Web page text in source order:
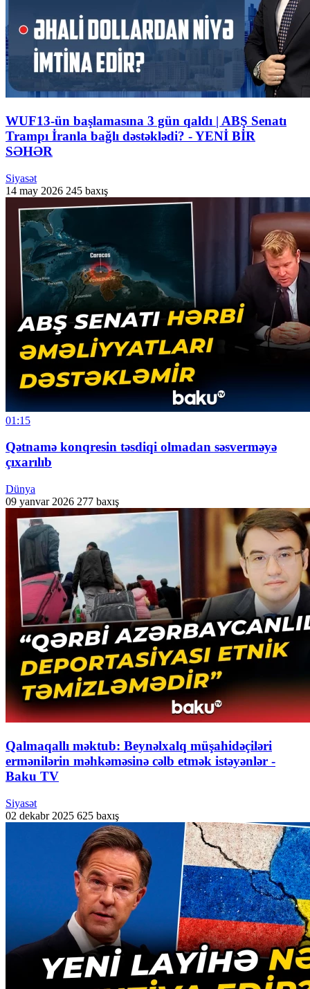
WUF13-ün başlamasına 3 gün qaldı | ABŞ Senatı
Trampı İranla bağlı dəstəklədi? - YENİ BİR
SƏHƏR
Siyasət
14 may 2026 245 baxış
01:15
Qətnamə konqresin təsdiqi olmadan səsverməyə
çıxarılıb
Dünya
09 yanvar 2026 277 baxış
Qalmaqallı məktub: Beynəlxalq müşahidəçiləri
ermənilərin məhkəməsinə cəlb etmək istəyənlər -
Baku TV
Siyasət
02 dekabr 2025 625 baxış